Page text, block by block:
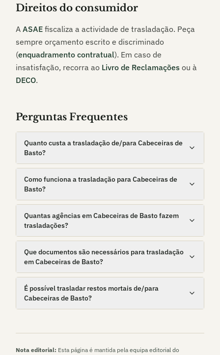
Direitos do consumidor
A ASAE fiscaliza a actividade de trasladação. Peça
sempre orçamento escrito e discriminado
(enquadramento contratual). Em caso de
insatisfação, recorra ao Livro de Reclamações ou à
DECO.
Perguntas Frequentes
Quanto custa a trasladação de/para Cabeceiras de
Basto?
Como funciona a trasladação para Cabeceiras de
Basto?
Quantas agências em Cabeceiras de Basto fazem
trasladações?
Que documentos são necessários para trasladação
em Cabeceiras de Basto?
É possível trasladar restos mortais de/para
Cabeceiras de Basto?
Nota editorial: Esta página é mantida pela equipa editorial do